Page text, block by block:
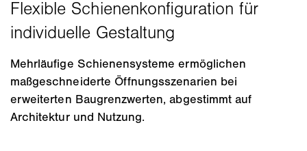
Mehrläufige Schienensysteme ermöglichen
maßgeschneiderte Öffnungsszenarien bei
erweiterten Baugrenzwerten, abgestimmt auf
Architektur und Nutzung.